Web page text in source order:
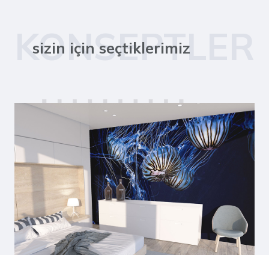
KONSEPTLER
sizin için seçtiklerimiz